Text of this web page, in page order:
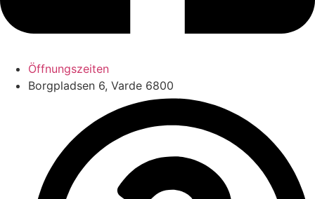
Öffnungszeiten
Borgpladsen 6, Varde 6800